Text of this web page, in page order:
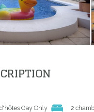
Gay Only
2